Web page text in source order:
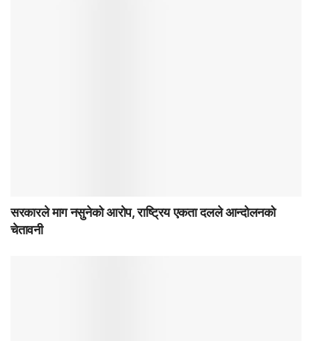
सरकारले माग नसुनेको आरोप, राष्ट्रिय एकता दलले आन्दोलनको
चेतावनी